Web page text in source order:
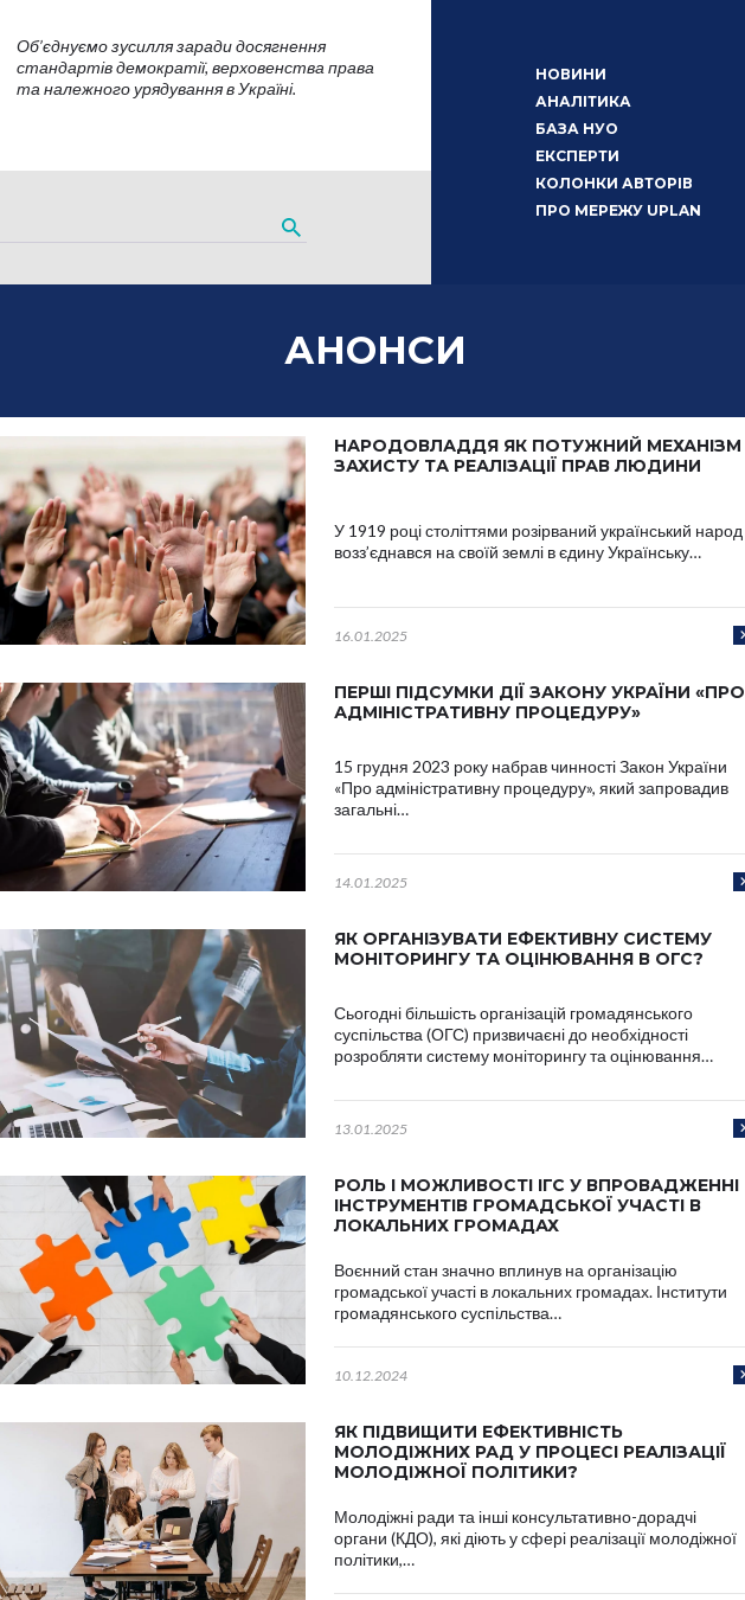
Об’єднуємо зусилля заради досягнення
стандартів демократії, верховенства права
та належного урядування в Україні.
НОВИНИ
АНАЛІТИКА
БАЗА НУО
ЕКСПЕРТИ
КОЛОНКИ АВТОРІВ
ПРО МЕРЕЖУ UPLAN
АНОНСИ
НАРОДОВЛАДДЯ ЯК ПОТУЖНИЙ МЕХАНІЗМ
ЗАХИСТУ ТА РЕАЛІЗАЦІЇ ПРАВ ЛЮДИНИ
У 1919 році століттями розірваний український народ
возз’єднався на своїй землі в єдину Українську…
16.01.2025
ПЕРШІ ПІДСУМКИ ДІЇ ЗАКОНУ УКРАЇНИ «ПРО
АДМІНІСТРАТИВНУ ПРОЦЕДУРУ»
15 грудня 2023 року набрав чинності Закон України
«Про адміністративну процедуру», який запровадив
загальні…
14.01.2025
ЯК ОРГАНІЗУВАТИ ЕФЕКТИВНУ СИСТЕМУ
МОНІТОРИНГУ ТА ОЦІНЮВАННЯ В ОГС?
Сьогодні більшість організацій громадянського
суспільства (ОГС) призвичаєні до необхідності
розробляти систему моніторингу та оцінювання…
13.01.2025
РОЛЬ І МОЖЛИВОСТІ ІГС У ВПРОВАДЖЕННІ
ІНСТРУМЕНТІВ ГРОМАДСЬКОЇ УЧАСТІ В
ЛОКАЛЬНИХ ГРОМАДАХ
Воєнний стан значно вплинув на організацію
громадської участі в локальних громадах. Інститути
громадянського суспільства…
10.12.2024
ЯК ПІДВИЩИТИ ЕФЕКТИВНІСТЬ
МОЛОДІЖНИХ РАД У ПРОЦЕСІ РЕАЛІЗАЦІЇ
МОЛОДІЖНОЇ ПОЛІТИКИ?
Молодіжні ради та інші консультативно-дорадчі
органи (КДО), які діють у сфері реалізації молодіжної
політики,…